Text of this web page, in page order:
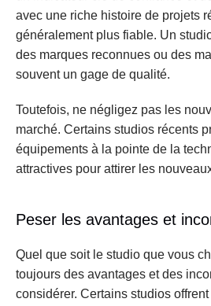
avec une riche histoire de projets
généralement plus fiable. Un
des marques reconnues ou des
souvent un gage de qualité.
Toutefois, ne négligez pas les
marché. Certains studios récents
équipements à la pointe de la
attractives pour attirer les
Peser les avantages et
Quel que soit le studio que vous
toujours des avantages et des
considérer. Certains studios